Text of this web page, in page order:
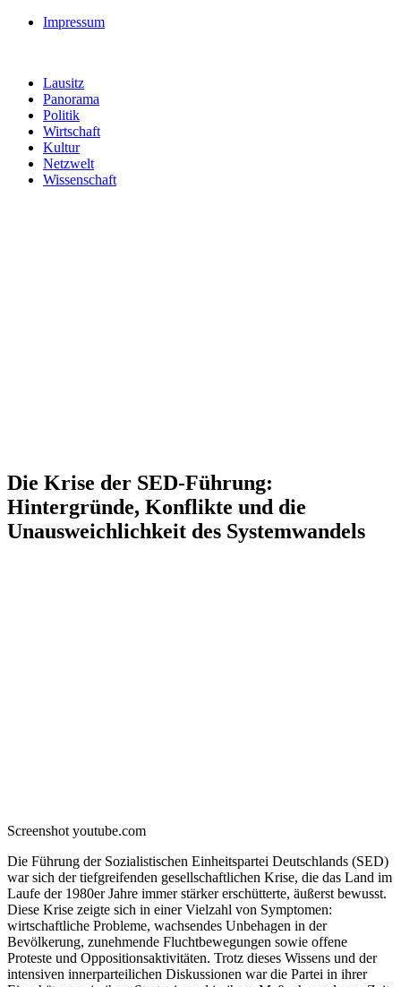
Impressum
Lausitz
Panorama
Politik
Wirtschaft
Kultur
Netzwelt
Wissenschaft
Die Krise der SED-Führung:
Hintergründe, Konflikte und die
Unausweichlichkeit des Systemwandels
Screenshot youtube.com
Die Führung der Sozialistischen Einheitspartei Deutschlands (SED)
war sich der tiefgreifenden gesellschaftlichen Krise, die das Land im
Laufe der 1980er Jahre immer stärker erschütterte, äußerst bewusst.
Diese Krise zeigte sich in einer Vielzahl von Symptomen:
wirtschaftliche Probleme, wachsendes Unbehagen in der
Bevölkerung, zunehmende Fluchtbewegungen sowie offene
Proteste und Oppositionsaktivitäten. Trotz dieses Wissens und der
intensiven innerparteilichen Diskussionen war die Partei in ihrer